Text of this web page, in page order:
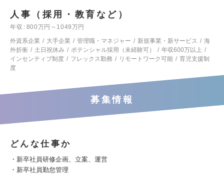
人事（採用・教育など）
年収
800万円～1049万円
外資系企業
大手企業 管理職・マネジャー 新規事業・新サービス
海
外折衝
土日祝休み ポテンシャル採用（未経験可）
年収600万以上
インセンティブ制度
フレックス勤務 リモートワーク可能
育児支援制
度
募集情報
どんな仕事か
・新卒社員研修企画、立案、運営
・新卒社員勤怠管理